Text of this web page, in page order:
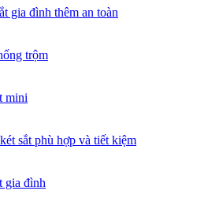
gia đình thêm an toàn
trộm
mini
sắt phù hợp và tiết kiệm
gia đình